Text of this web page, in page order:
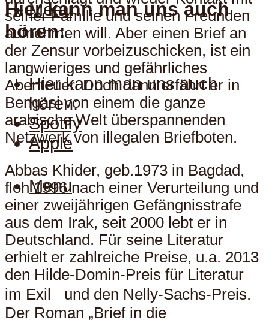
Menu
Hier kann man uns auch
hören:
Hier kann man uns auch
hören:
Spotify
Apple
Menu
seiner Familie und seinen Freunden
aufnehmen will. Aber einen Brief an
der Zensur vorbeizuschicken, ist ein
langwieriges und gefährliches
Abenteuer. Doch dann erfährt er in
Bengasi von einem die ganze
arabische Welt überspannenden
Netzwerk von illegalen Briefboten.
Abbas Khider, geb.1973 in Bagdad,
floh 1996 nach einer Verurteilung und
einer zweijährigen Gefängnisstrafe
aus dem Irak, seit 2000 lebt er in
Deutschland. Für seine Literatur
erhielt er zahlreiche Preise, u.a. 2013
den Hilde-Domin-Preis für Literatur
im Exil und den Nelly-Sachs-Preis.
Der Roman „Brief in die